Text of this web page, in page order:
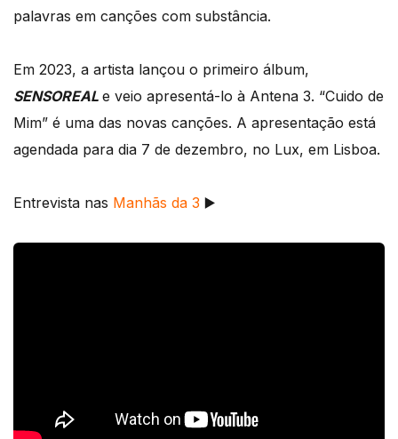
palavras em canções com substância.
Em 2023, a artista lançou o primeiro álbum,
SENSOREAL e veio apresentá-lo à Antena 3. “Cuido de
Mim” é uma das novas canções. A apresentação está
agendada para dia 7 de dezembro, no Lux, em Lisboa.
Entrevista nas Manhãs da 3 ▶️